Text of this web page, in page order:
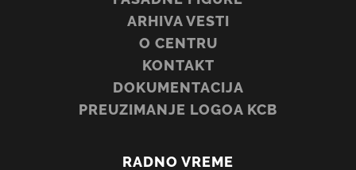
ARHIVA VESTI
O CENTRU
KONTAKT
DOKUMENTACIJA
PREUZIMANJE LOGOA KCB
RADNO VREME